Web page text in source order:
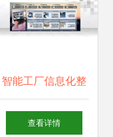
智能工厂信息化整
体解决方案 人工智
查看详情